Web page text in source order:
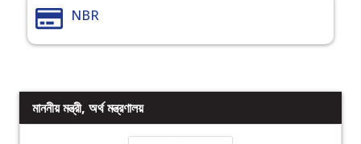
NBR
মাননীয় মন্ত্রী, অর্থ মন্ত্রণালয়